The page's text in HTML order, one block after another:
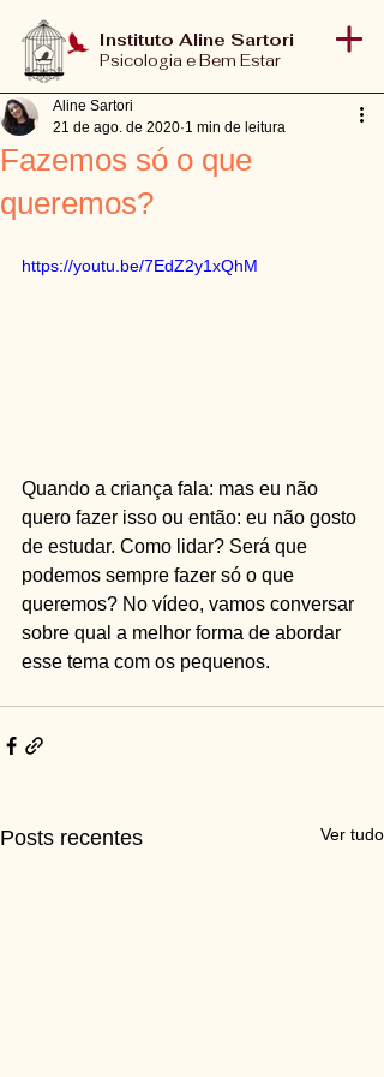
Instituto Aline Sartori
Psicologia e Bem Estar
Fazemos só o que
queremos?
Aline Sartori
21 de ago. de 2020 1 min de leitura
https://youtu.be/7EdZ2y1xQhM
Quando a criança fala: mas eu não
quero fazer isso ou então: eu não gosto
de estudar. Como lidar? Será que
podemos sempre fazer só o que
queremos? No vídeo, vamos conversar
sobre qual a melhor forma de abordar
esse tema com os pequenos.
Posts recentes Ver tudo